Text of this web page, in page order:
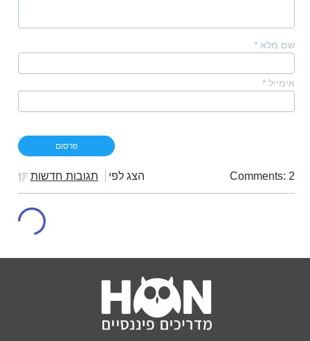
שם מלא *
אימייל *
Comments: 2 הצג לפי תגובות חדשות
כי לאנשים אין איך להחזיר את הכסף (קרי משבר הסאב פריים).